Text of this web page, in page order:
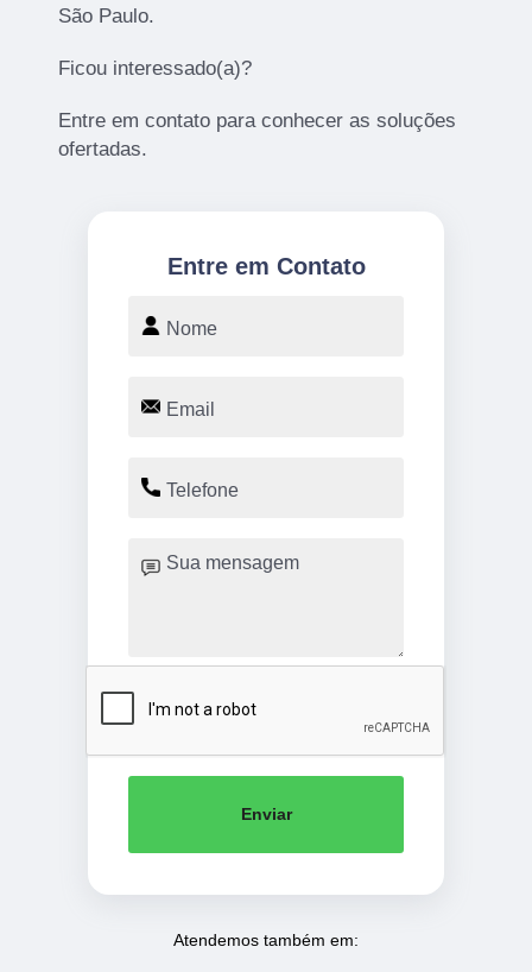
São Paulo.
Ficou interessado(a)?
Entre em contato para conhecer as soluções
ofertadas.
Entre em Contato
Enviar
Atendemos também em: